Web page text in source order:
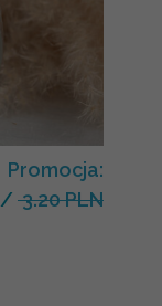
Promocja:
/ 3.20 PLN